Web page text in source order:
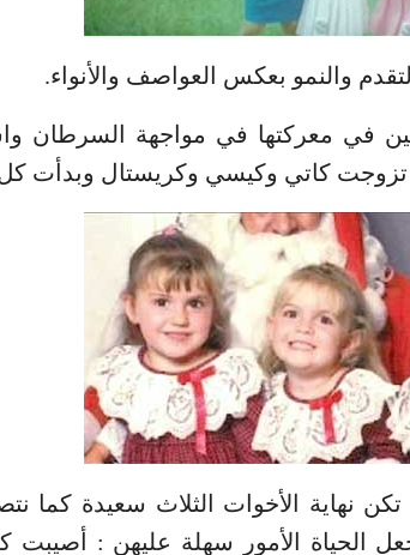
والنمو بعكس العواصف والأنواء.
في معركتها في مواجهة السرطان
كاتي وكيسي وكريستال وبدأت كل
نهاية الأخوات الثلاث سعيدة كما